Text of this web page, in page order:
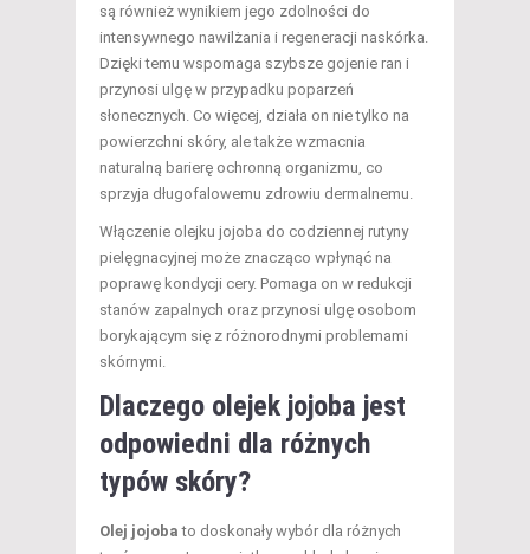
są również wynikiem jego zdolności do
intensywnego nawilżania i regeneracji naskórka.
Dzięki temu wspomaga szybsze gojenie ran i
przynosi ulgę w przypadku poparzeń
słonecznych. Co więcej, działa on nie tylko na
powierzchni skóry, ale także wzmacnia
naturalną barierę ochronną organizmu, co
sprzyja długofalowemu zdrowiu dermalnemu.
Włączenie olejku jojoba do codziennej rutyny
pielęgnacyjnej może znacząco wpłynąć na
poprawę kondycji cery. Pomaga on w redukcji
stanów zapalnych oraz przynosi ulgę osobom
borykającym się z różnorodnymi problemami
skórnymi.
Dlaczego olejek jojoba jest
odpowiedni dla różnych
typów skóry?
Olej jojoba to doskonały wybór dla różnych